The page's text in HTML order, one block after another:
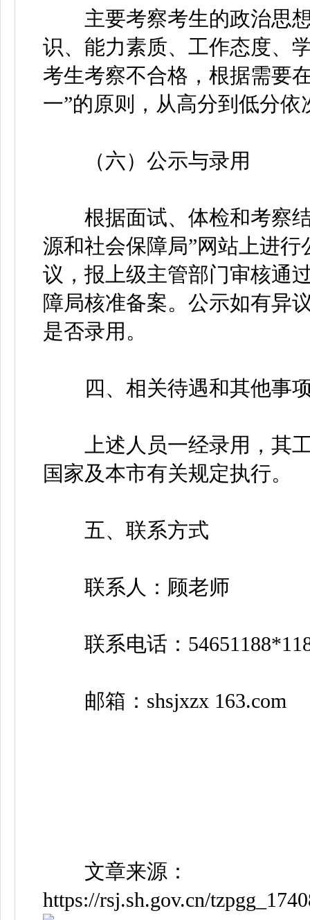
主要考察考生的政治思想
识、能力素质、工作态度、
考生考察不合格，根据需要
一”的原则，从高分到低分依
（六）公示与录用
根据面试、体检和考察结
源和社会保障局”网站上进
议，报上级主管部门审核通
障局核准备案。公示如有异
是否录用。
四、相关待遇和其他事
上述人员一经录用，其工
国家及本市有关规定执行。
五、联系方式
联系人：顾老师
联系电话：
邮箱：shsjxzx 163.com
文章来源：
https://rsj.sh.gov.cn/